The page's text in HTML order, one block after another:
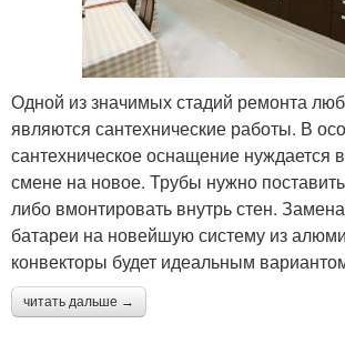
Одной из значимых стадий ремонта
являются сантехнические работы. В
сантехническое оснащение нуждается
смене на новое. Трубы нужно
либо вмонтировать внутрь стен.
батареи на новейшую систему из
конвекторы будет идеальным
читать дальше →